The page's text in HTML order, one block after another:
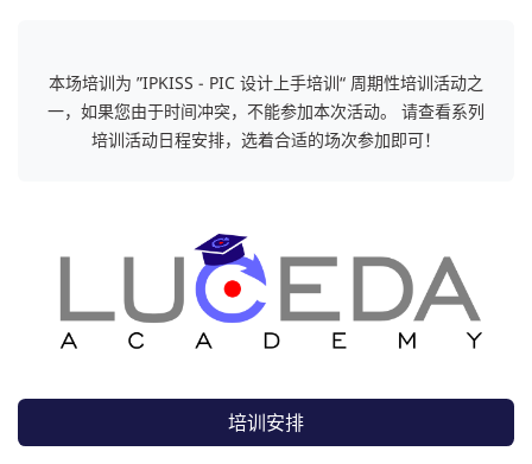
本场培训为 ”IPKISS - PIC 设计上手培训“ 周期性培训活动之
一，如果您由于时间冲突，不能参加本次活动。 请查看系列
培训活动日程安排，选着合适的场次参加即可！
培训安排